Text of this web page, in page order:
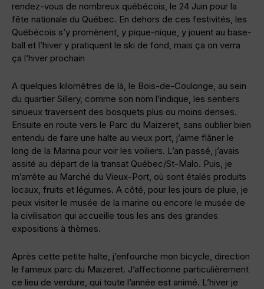
rendez-vous de nombreux québécois, le 24 Juin pour la
fête nationale du Québec. En dehors de ces festivités, les
Québécois s’y promènent, y pique-nique, y jouent au base-
ball et l’hiver y pratiquent le ski de fond, mais ça on verra
ça l’hiver prochain
A quelques kilomètres de là, le Bois-de-Coulonge, au sein
du quartier Sillery, comme son nom l’indique, les sentiers
sinueux traversent des bosquets plus ou moins denses.
Ensuite en route vers le Parc du Maizeret, sans oublier bien
entendu de faire une halte au vieux port, j’aime flâner le
long de la Marina pour voir les voiliers. L’an passé, j’avais
assité au départ de la transat Québec/St-Malo. Puis, je
m’arrête au Marché du Vieux-Port, où sont étalés produits
locaux, fruits et légumes. A côté, pour les jours de pluie, je
peux visiter le musée de la marine ou encore le musée de
la civilisation qui accueille tous les ans des grandes
expositions à thèmes.
Après cette petite halte, j’enfourche mon bicycle, direction
le fameux parc du Maizeret. J’affectionne particulièrement
ce lieu de verdure, qui toute l’année est animé. L’hiver je